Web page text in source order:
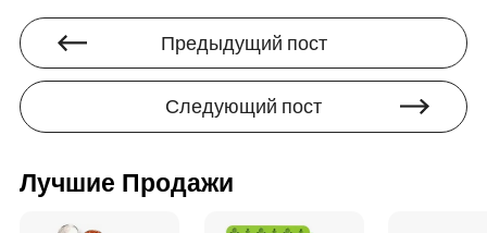
прочными, что делает их подходящими для
высокообъемных приложений в крупных
строительных проектах.
В: Можно ли использовать бетонные формы
многократно?
предназначены для многократного использования, что
экономически выгодно для проектов, требующих
Предыдущий пост
Следующий пост
Лучшие Продажи